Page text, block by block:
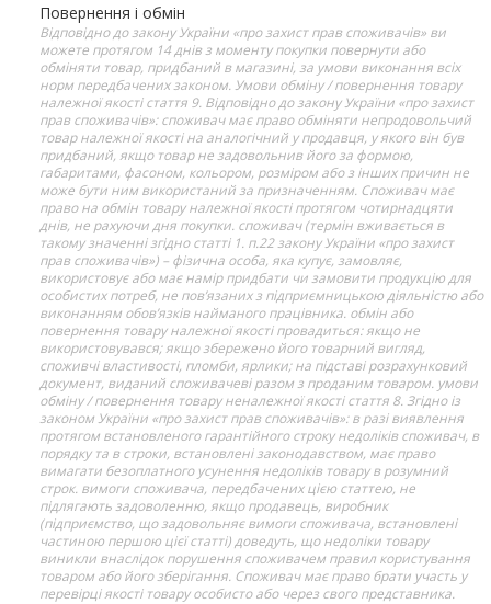
Повернення і обмін
Відповідно до закону України «про захист прав споживачів» ви
можете протягом 14 днів з моменту покупки повернути або
обміняти товар, придбаний в магазині, за умови виконання всіх
норм передбачених законом. Умови обміну / повернення товару
належної якості стаття 9. Відповідно до закону України «про захист
прав споживачів»: споживач має право обміняти непродовольчий
товар належної якості на аналогічний у продавця, у якого він був
придбаний, якщо товар не задовольнив його за формою,
габаритами, фасоном, кольором, розміром або з інших причин не
може бути ним використаний за призначенням. Споживач має
право на обмін товару належної якості протягом чотирнадцяти
днів, не рахуючи дня покупки. споживач (термін вживається в
такому значенні згідно статті 1. п.22 закону України «про захист
прав споживачів») – фізична особа, яка купує, замовляє,
використовує або має намір придбати чи замовити продукцію для
особистих потреб, не пов’язаних з підприємницькою діяльністю або
виконанням обов’язків найманого працівника. обмін або
повернення товару належної якості провадиться: якщо не
використовувався; якщо збережено його товарний вигляд,
споживчі властивості, пломби, ярлики; на підставі розрахунковий
документ, виданий споживачеві разом з проданим товаром. умови
обміну / повернення товару неналежної якості стаття 8. Згідно із
законом України «про захист прав споживачів»: в разі виявлення
протягом встановленого гарантійного строку недоліків споживач, в
порядку та в строки, встановлені законодавством, має право
вимагати безоплатного усунення недоліків товару в розумний
строк. вимоги споживача, передбачених цією статтею, не
підлягають задоволенню, якщо продавець, виробник
(підприємство, що задовольняє вимоги споживача, встановлені
частиною першою цієї статті) доведуть, що недоліки товару
виникли внаслідок порушення споживачем правил користування
товаром або його зберігання. Споживач має право брати участь у
перевірці якості товару особисто або через свого представника.